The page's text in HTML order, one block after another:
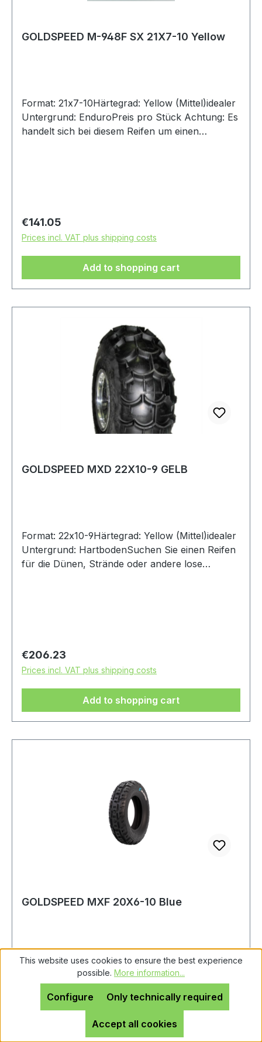
GOLDSPEED M-948F SX 21X7-10 Yellow
Format: 21x7-10Härtegrad: Yellow (Mittel)idealer
Untergrund: EnduroPreis pro Stück Achtung: Es
handelt sich bei diesem Reifen um einen
Regular price:
€141.05
Prices incl. VAT plus shipping costs
Add to shopping cart
GOLDSPEED MXD 22X10-9 GELB
Format: 22x10-9Härtegrad: Yellow (Mittel)idealer
Untergrund: HartbodenSuchen Sie einen Reifen
für die Dünen, Strände oder andere lose
Rennsport-Artikel ohne Straßenzulassung
Regular price:
€206.23
Prices incl. VAT plus shipping costs
Add to shopping cart
GOLDSPEED MXF 20X6-10 Blue
Format: 20x6-10Härtegrad: Blue (Weich)idealer
Untergrund: Hartboden Achtung: Es handelt sich
bei diesem Reifen um einen Rennsport-Artikel
ohne Straßenzulassung
This website uses cookies to ensure the best experience
possible. More information...
Only technically required
Configure
Accept all cookies